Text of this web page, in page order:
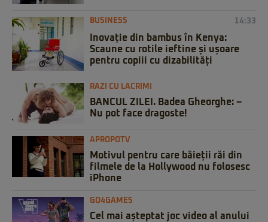
BUSINESS 14:33
Inovație din bambus în Kenya:
Scaune cu rotile ieftine și ușoare
pentru copiii cu dizabilități
RAZI CU LACRIMI
BANCUL ZILEI. Badea Gheorghe: –
Nu pot face dragoste!
APROPOTV
Motivul pentru care băieții răi din
filmele de la Hollywood nu folosesc
iPhone
GO4GAMES
Cel mai așteptat joc video al anului